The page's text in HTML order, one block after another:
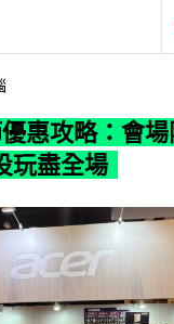
惠攻略：會
玩盡全場